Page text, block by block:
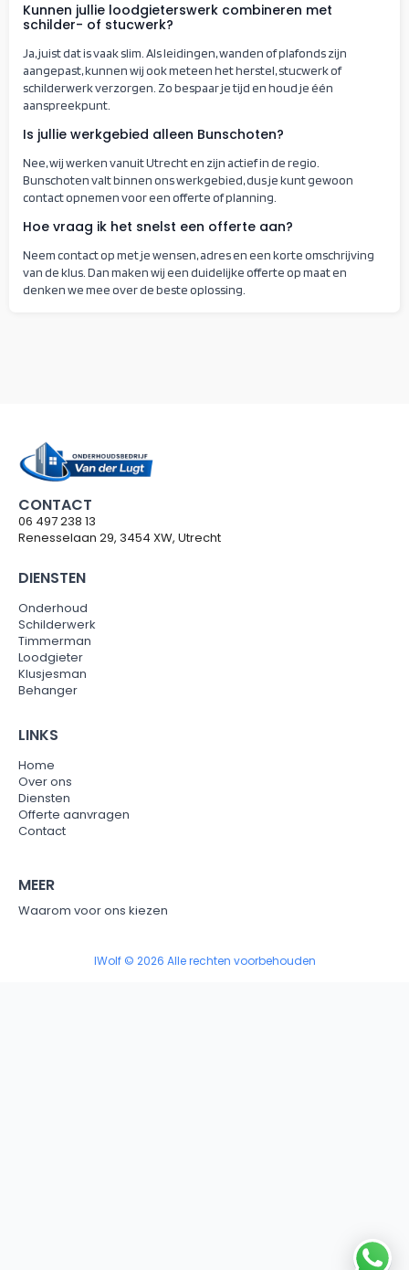
Kunnen jullie loodgieterswerk combineren met
schilder- of stucwerk?
Ja, juist dat is vaak slim. Als leidingen, wanden of plafonds zijn
aangepast, kunnen wij ook meteen het herstel, stucwerk of
schilderwerk verzorgen. Zo bespaar je tijd en houd je één
aanspreekpunt.
Is jullie werkgebied alleen Bunschoten?
Nee, wij werken vanuit Utrecht en zijn actief in de regio.
Bunschoten valt binnen ons werkgebied, dus je kunt gewoon
contact opnemen voor een offerte of planning.
Hoe vraag ik het snelst een offerte aan?
Neem contact op met je wensen, adres en een korte omschrijving
van de klus. Dan maken wij een duidelijke offerte op maat en
denken we mee over de beste oplossing.
CONTACT
06 497 238 13
Renesselaan 29, 3454 XW, Utrecht
DIENSTEN
Onderhoud
Schilderwerk
Timmerman
Loodgieter
Klusjesman
Behanger
LINKS
Home
Over ons
Diensten
Offerte aanvragen
Contact
MEER
Waarom voor ons kiezen
IWolf © 2026 Alle rechten voorbehouden